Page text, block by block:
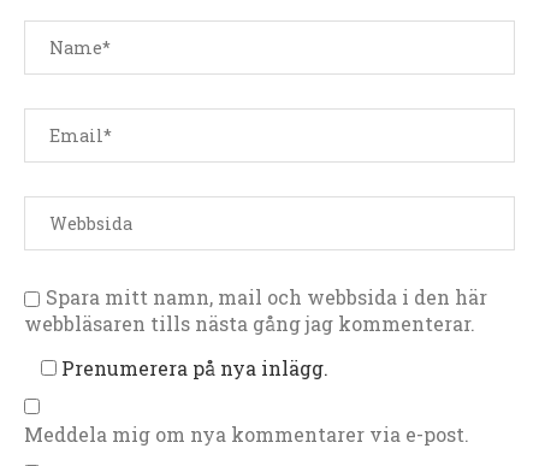
Spara mitt namn, mail och webbsida i den här
webbläsaren tills nästa gång jag kommenterar.
Prenumerera på nya inlägg.
Meddela mig om nya kommentarer via e-post.